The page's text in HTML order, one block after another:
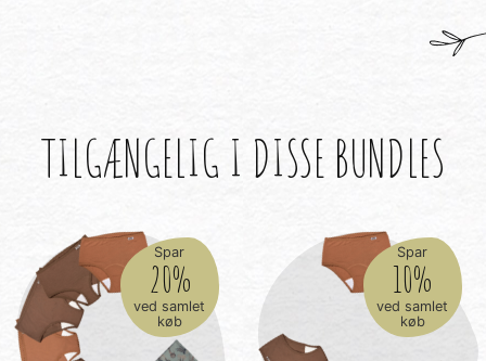
TILGÆNGELIG I DISSE BUNDLES
Spar
20%
ved samlet
køb
Spar
10%
ved samlet
køb